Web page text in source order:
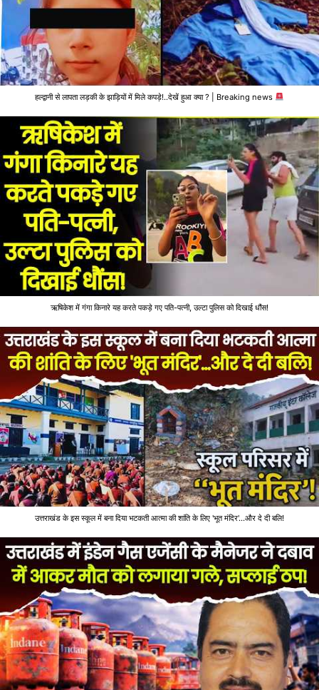
हल्द्वानी से लापता लड़की के झाड़ियों में मिले कपड़े!..देखें हुआ क्या ? | Breaking news
ऋषिकेश में गंगा किनारे यह करते पकड़े गए पति-पत्नी, उल्टा पुलिस को दिखाई धौंस!
उत्तराखंड के इस स्कूल में बना दिया भटकती आत्मा की शांति के लिए 'भूत मंदिर'...और दे दी बलि!